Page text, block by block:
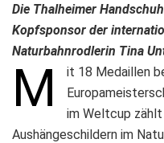
Die Thalheimer
Kopfsponsor der
Naturbahnrodlerin Tina
M
it 18 Medaillen
im Weltcup
Aushängeschildern im